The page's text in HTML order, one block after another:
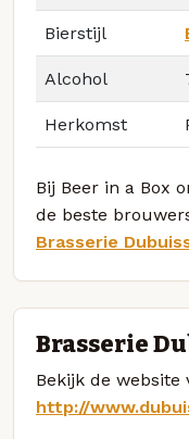
Bierstijl
Alcohol
Herkomst
Bij Beer in a Box
de beste
Brasserie
Brasserie
Bekijk de website
http://